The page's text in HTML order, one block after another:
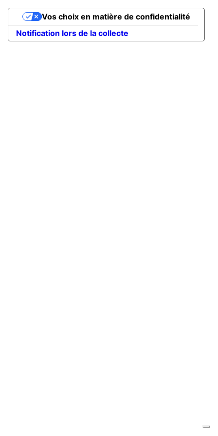
Notification lors de la collecte
Vos choix en matière de confidentialité